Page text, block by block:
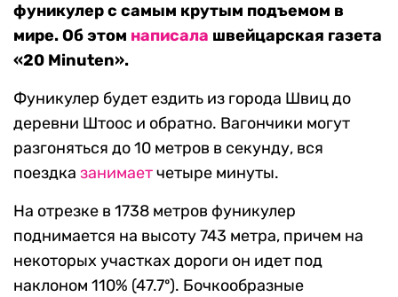
фуникулер с самым крутым подъемом в
мире. Об этом написала швейцарская газета
«20 Minuten».
Фуникулер будет ездить из города Швиц до
деревни Штоос и обратно. Вагончики могут
разгоняться до 10 метров в секунду, вся
поездка занимаетчетыре минуты.
На отрезке в 1738 метров фуникулер
поднимается на высоту 743 метра, причем на
некоторых участках дороги он идет под
наклоном 110% (47.7º). Бочкообразные